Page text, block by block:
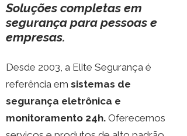
Soluções completas em
segurança para pessoas e
empresas.
Desde 2003, a Elite Segurança é
referência em sistemas de
segurança eletrônica e
monitoramento 24h. Oferecemos